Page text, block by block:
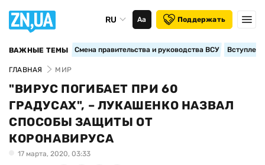
RU Аа Поддержать
ВАЖНЫЕ ТЕМЫ Смена правительства и руководства ВСУ
ГЛАВНАЯ МИР
"ВИРУС ПОГИБАЕТ ПРИ 60
ГРАДУСАХ", – ЛУКАШЕНКО НАЗВАЛ
СПОСОБЫ ЗАЩИТЫ ОТ
КОРОНАВИРУСА
17 марта, 2020, 03:33